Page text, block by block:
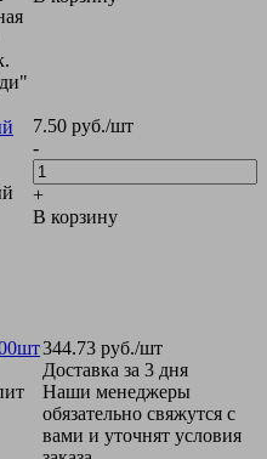
7.50 руб./шт
-
+
В корзину
344.73 руб./шт
Доставка за 3 дня
Наши менеджеры
обязательно свяжутся с
вами и уточнят условия